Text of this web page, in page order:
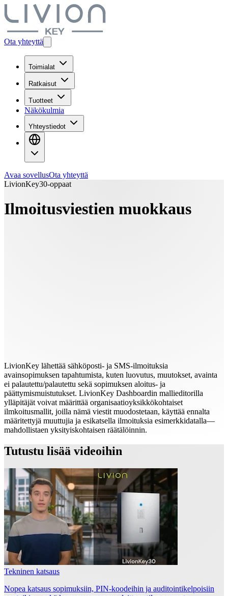
Ota yhteyttä
Toimialat
Ratkaisut
Tuotteet
Näkökulmia
Yhteystiedot
Avaa sovellusOta yhteyttä
LivionKey30-oppaat
Ilmoitusviestien muokkaus
LivionKey lähettää sähköposti‑ ja SMS‑ilmoituksia
avainsopimuksen tapahtumista, kuten luovutus, muutokset, avainta
ei palautettu/palautettu sekä sopimuksen aloitus‑ ja
päättymismuistutukset. LivionKey Dashboardin mallieditorilla
ylläpitäjät voivat määrittää organisaatioyksikkökohtaiset
ilmkoitusmallit, joilla nämä viestit muodostetaan, käyttää ennalta
määritettyjä muuttujia ja esikatsella ilmoituksia esimerkkidatalla—
mahdollistaen yksityiskohtaisen räätälöinnin.
Tutustu lisää videoihin
Tekninen katsaus
Nopea katsaus sopimuksiin, PIN‑koodeihin ja auditointikelpoisiin